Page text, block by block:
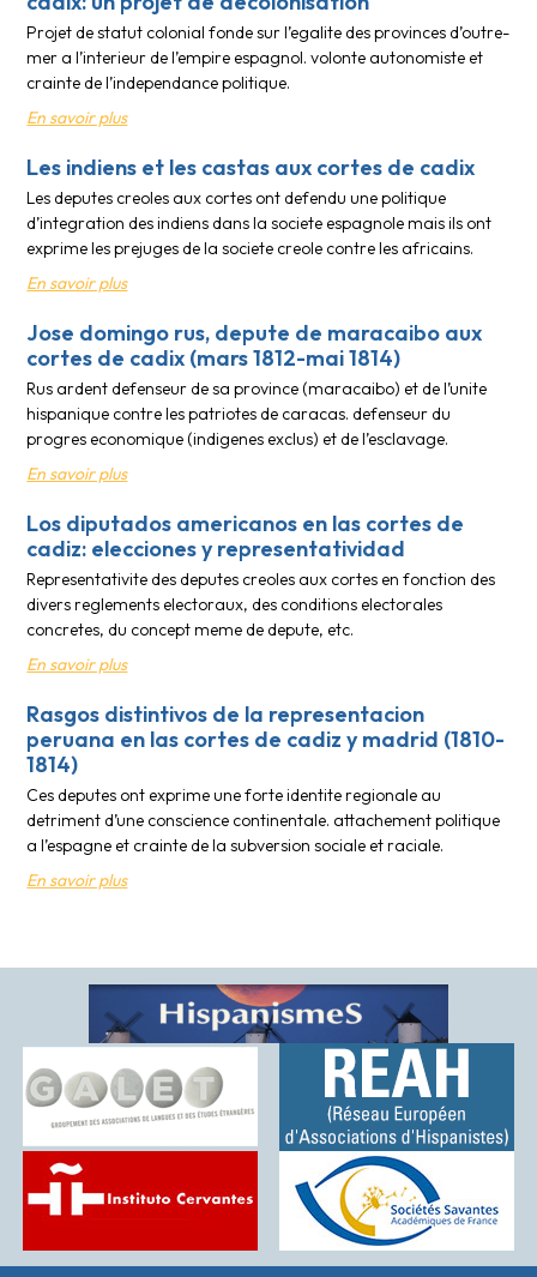
Projet de statut colonial fonde sur l’egalite des provinces d’outre-
mer a l’interieur de l’empire espagnol. volonte autonomiste et
crainte de l’independance politique.
En savoir plus
Les indiens et les castas aux cortes de cadix
Les deputes creoles aux cortes ont defendu une politique
d’integration des indiens dans la societe espagnole mais ils ont
exprime les prejuges de la societe creole contre les africains.
En savoir plus
Jose domingo rus, depute de maracaibo aux
cortes de cadix (mars 1812-mai 1814)
Rus ardent defenseur de sa province (maracaibo) et de l’unite
hispanique contre les patriotes de caracas. defenseur du
progres economique (indigenes exclus) et de l’esclavage.
En savoir plus
Los diputados americanos en las cortes de
cadiz: elecciones y representatividad
Representativite des deputes creoles aux cortes en fonction des
divers reglements electoraux, des conditions electorales
concretes, du concept meme de depute, etc.
En savoir plus
Rasgos distintivos de la representacion
peruana en las cortes de cadiz y madrid (1810-
1814)
Ces deputes ont exprime une forte identite regionale au
detriment d’une conscience continentale. attachement politique
a l’espagne et crainte de la subversion sociale et raciale.
En savoir plus